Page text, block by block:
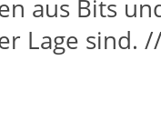
aus Bits
Lage sind.